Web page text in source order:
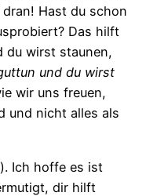
Hast du schon
Das hilft
du wirst staunen,
und du wirst
wir uns freuen,
und nicht alles als
Ich hoffe es ist
dir hilft